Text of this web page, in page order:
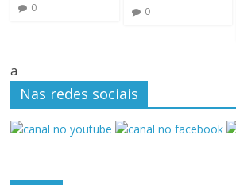
0
0
a
Nas redes sociais